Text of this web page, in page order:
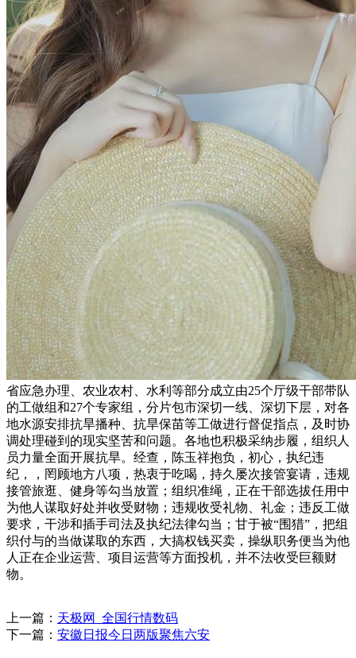
省应急办理、农业农村、水利等部分成立由25个厅级干部带队
的工做组和27个专家组，分片包市深切一线、深切下层，对各
地水源安排抗旱播种、抗旱保苗等工做进行督促指点，及时协
调处理碰到的现实坚苦和问题。各地也积极采纳步履，组织人
员力量全面开展抗旱。经查，陈玉祥抱负，初心，执纪违
纪，，罔顾地方八项，热衷于吃喝，持久屡次接管宴请，违规
接管旅逛、健身等勾当放置；组织准绳，正在干部选拔任用中
为他人谋取好处并收受财物；违规收受礼物、礼金；违反工做
要求，干涉和插手司法及执纪法律勾当；甘于被“围猎”，把组
织付与的当做谋取的东西，大搞权钱买卖，操纵职务便当为他
人正在企业运营、项目运营等方面投机，并不法收受巨额财
物。
上一篇： 天极网_全国行情数码
下一篇： 安徽日报今日两版聚焦六安